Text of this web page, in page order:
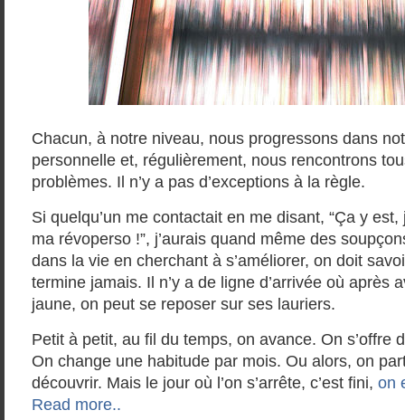
Chacun, à notre niveau, nous progressons dans
personnelle et, régulièrement, nous rencontrons
problèmes. Il n’y a pas d’exceptions à la règle.
Si quelqu’un me contactait en me disant, “Ça y est,
ma révoperso !”, j’aurais quand même des
dans la vie en cherchant à s’améliorer, on doit
termine jamais. Il n’y a de ligne d’arrivée où après
jaune, on peut se reposer sur ses lauriers.
Petit à petit, au fil du temps, on avance. On s’offre
On change une habitude par mois. Ou alors, on
découvrir. Mais le jour où l’on s’arrête, c’est fini, on
Read more..